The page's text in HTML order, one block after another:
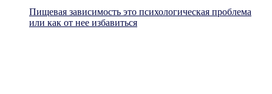
Пищевая зависимость это психологическая проблема
или как от нее избавиться